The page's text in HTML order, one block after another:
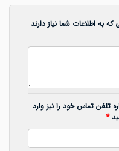
به اطلاعات شما نیاز دارند
تلفن تماس خود را نیز وارد
*